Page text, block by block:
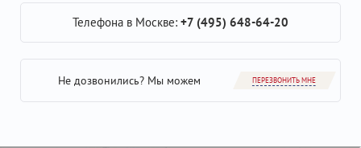
Телефона в Москве: +7 (495) 648-64-20
Не дозвонились? Мы можем ПЕРЕЗВОНИТЬ МНЕ